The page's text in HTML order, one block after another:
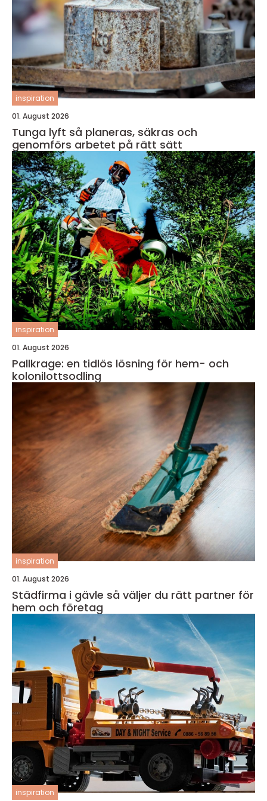
inspiration
01. August 2026
Tunga lyft så planeras, säkras och
genomförs arbetet på rätt sätt
inspiration
01. August 2026
Pallkrage: en tidlös lösning för hem- och
kolonilottsodling
inspiration
01. August 2026
Städfirma i gävle så väljer du rätt partner för
hem och företag
inspiration